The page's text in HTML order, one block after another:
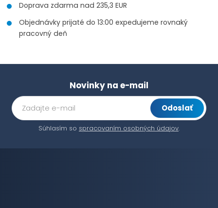
Doprava zdarma nad 235,3 EUR
Objednávky prijaté do 13:00 expedujeme rovnaký
pracovný deň
Novinky na e-mail
Odoslať
Súhlasím so spracovaním osobných údajov.